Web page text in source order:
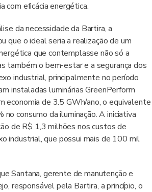
com eficácia energética.
da necessidade da Bartira, a
que o ideal seria a realização de um
que contemplasse não só a
também o bem-estar e a segurança dos
industrial, principalmente no período
instaladas luminárias GreenPerform
economia de 3.5 GWh/ano, o equivalente
no consumo da iluminação. A iniciativa
de R$ 1,3 milhões nos custos de
industrial, que possui mais de 100 mil
Santana, gerente de manutenção e
responsável pela Bartira, a princípio, o